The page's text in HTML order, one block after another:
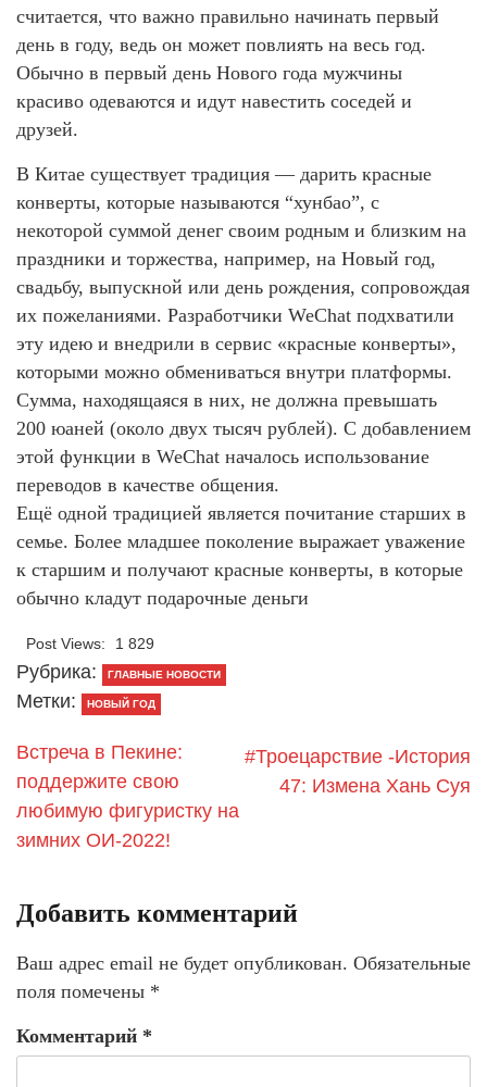
считается, что важно правильно начинать первый
день в году, ведь он может повлиять на весь год.
Обычно в первый день Нового года мужчины
красиво одеваются и идут навестить соседей и
друзей.
В Китае существует традиция — дарить красные
конверты, которые называются “хунбао”, с
некоторой суммой денег своим родным и близким на
праздники и торжества, например, на Новый год,
свадьбу, выпускной или день рождения, сопровождая
их пожеланиями. Разработчики WeChat подхватили
эту идею и внедрили в сервис «красные конверты»,
которыми можно обмениваться внутри платформы.
Сумма, находящаяся в них, не должна превышать
200 юаней (около двух тысяч рублей). С добавлением
этой функции в WeChat началось использование
переводов в качестве общения.
Ещё одной традицией является почитание старших в
семье. Более младшее поколение выражает уважение
к старшим и получают красные конверты, в которые
обычно кладут подарочные деньги
Post Views: 1 829
Рубрика: ГЛАВНЫЕ НОВОСТИ
Метки: НОВЫЙ ГОД
Встреча в Пекине:
поддержите свою
любимую фигуристку на
зимних ОИ-2022!
#Троецарствие -История
47: Измена Хань Суя
Добавить комментарий
Ваш адрес email не будет опубликован. Обязательные
поля помечены *
Комментарий *